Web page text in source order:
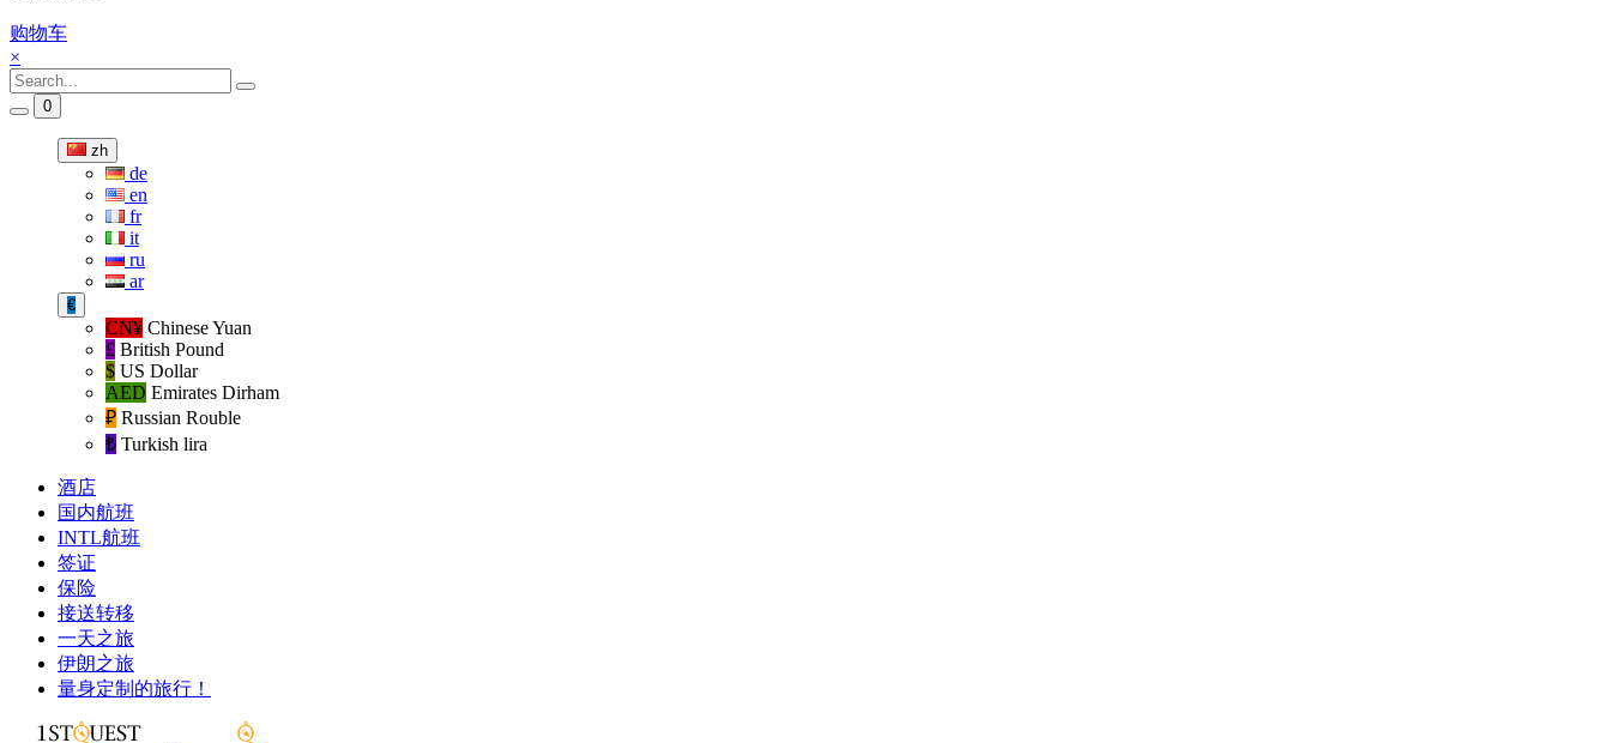
购物车
×
0
zh
de
en
fr
it
ru
ar
€
CN¥ Chinese Yuan
£ British Pound
$ US Dollar
AED Emirates Dirham
₽‎ Russian Rouble
₺‎ Turkish lira
酒店
国内航班
INTL航班
签证
保险
接送转移
一天之旅
伊朗之旅
量身定制的旅行！